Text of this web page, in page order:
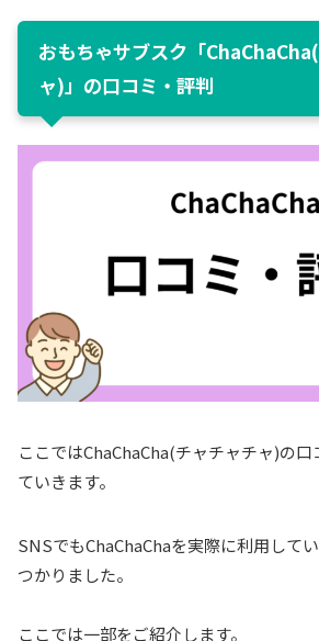
おもちゃサブスク「
ャ)」の口コミ・評判
ここではChaChaCha(チャチャチャ)の
ていきます。
SNSでもChaChaChaを実際に利用して
つかりました。
ここでは一部をご紹介します。